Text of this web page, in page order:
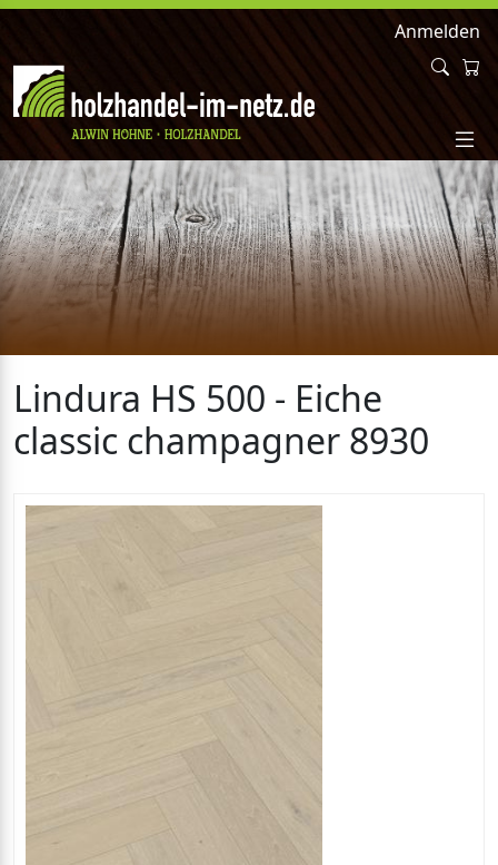
Anmelden
Lindura HS 500 - Eiche
classic champagner 8930